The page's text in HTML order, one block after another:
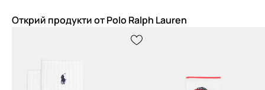
Открий продукти от Polo Ralph Lauren